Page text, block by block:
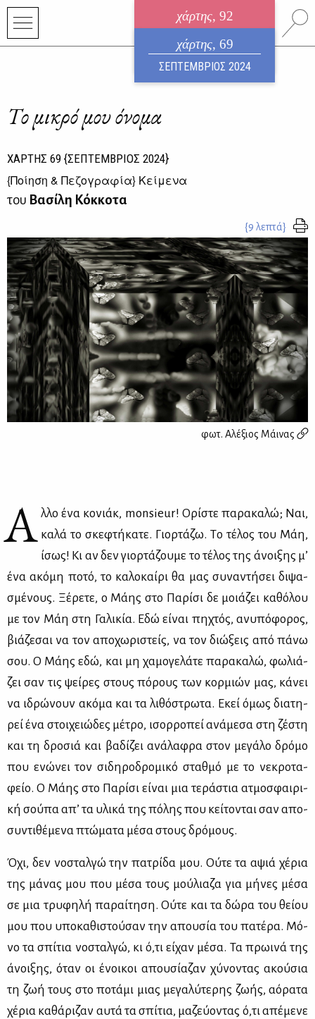
χάρτης, 92
ηλεκτρονικό περιοδικό
ΑΥΓΟΥΣΤΟΣ 2026
χάρτης, 69
ΣΕΠΤΕΜΒΡΙΟΣ 2024
Το μικρό μου όνομα
ΧΑΡΤΗΣ 69 {ΣΕΠΤΕΜΒΡΙΟΣ 2024}
{Ποίηση & Πεζογραφία} Κείμενα
του Βασίλη Κόκκοτα
{9 λεπτά}
φωτ. Αλέξιος Μάινας
Ά λλο ένα κο­νιάκ, monsieur! Ορί­στε πα­ρα­κα­λώ; Ναι,
κα­λά το σκε­φτή­κα­τε. Γιορ­τά­ζω. Tο τέ­λος του Μάη,
ίσως! Κι αν δεν γιορ­τά­ζου­με το τέ­λος της άνοι­ξης μ’
ένα ακό­μη πο­τό, το κα­λο­καί­ρι θα μας συ­να­ντή­σει δι­ψα­
σμέ­νους. Ξέ­ρε­τε, ο Μά­ης στο Πα­ρί­σι δε μοιά­ζει κα­θό­λου
με τον Μάη στη Γα­λι­κία. Εδώ εί­ναι πη­χτός, ανυ­πό­φο­ρος,
βιά­ζε­σαι να τον απο­χω­ρι­στείς, να τον διώ­ξεις από πά­νω
σου. Ο Μά­ης εδώ, και μη χα­μο­γε­λά­τε πα­ρα­κα­λώ, φω­λιά­
ζει σαν τις ψεί­ρες στους πό­ρους των κορ­μιών μας, κά­νει
να ιδρώ­νουν ακό­μα και τα λι­θό­στρω­τα. Εκεί όμως δια­τη­
ρεί ένα στοι­χειώ­δες μέ­τρο, ισορ­ρο­πεί ανά­με­σα στη ζέ­στη
και τη δρο­σιά και βα­δί­ζει ανά­λα­φρα στον με­γά­λο δρό­μο
που ενώ­νει τον σι­δη­ρο­δρο­μι­κό σταθ­μό με το νε­κρο­τα­
φείο. Ο Μά­ης στο Πα­ρί­σι εί­ναι μια τε­ρά­στια ατμο­σφαι­ρι­
κή σού­πα απ’ τα υλι­κά της πό­λης που κεί­το­νται σαν απο­
συ­ντι­θέ­με­να πτώ­μα­τα μέ­σα στους δρό­μους.
Όχι, δεν νο­σταλ­γώ την πα­τρί­δα μου. Ού­τε τα αψιά χέ­ρια
της μά­νας μου που μέ­σα τους μού­λια­ζα για μή­νες μέ­σα
σε μια τρυ­φη­λή πα­ραί­τη­ση. Ού­τε και τα δώ­ρα του θεί­ου
μου που υπο­κα­θι­στού­σαν την απου­σία του πα­τέ­ρα. Μό­
νο τα σπί­τια νο­σταλ­γώ, κι ό,τι εί­χαν μέ­σα. Τα πρω­ι­νά της
άνοι­ξης, όταν οι ένοι­κοι απου­σί­α­ζαν χύ­νο­ντας ακού­σια
τη ζωή τους στο πο­τά­μι μιας με­γα­λύ­τε­ρης ζω­ής, αό­ρα­τα
χέ­ρια κα­θά­ρι­ζαν αυ­τά τα σπί­τια, μα­ζεύ­ο­ντας ό,τι απέ­με­νε